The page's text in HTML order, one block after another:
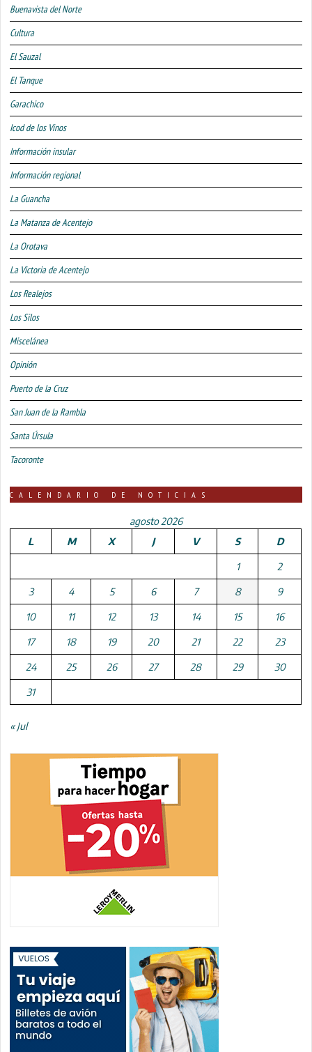
Buenavista del Norte
Cultura
El Sauzal
El Tanque
Garachico
Icod de los Vinos
Información insular
Información regional
La Guancha
La Matanza de Acentejo
La Orotava
La Victoria de Acentejo
Los Realejos
Los Silos
Miscelánea
Opinión
Puerto de la Cruz
San Juan de la Rambla
Santa Úrsula
Tacoronte
CALENDARIO DE NOTICIAS
agosto 2026
L
M X J V S D
1 2
3 4 5 6 7 8 9
10 11 12 13 14 15 16
17 18 19 20 21 22 23
24 25 26 27 28 29 30
31
« Jul